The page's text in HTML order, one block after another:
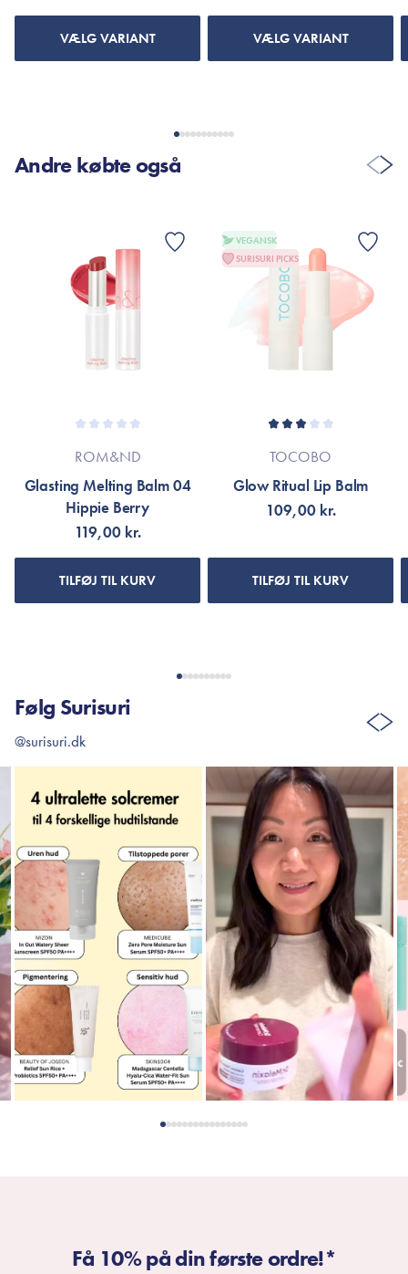
VÆLG VARIANT VÆLG VARIANT
Andre købte også
ROM&ND
Glasting Melting Balm 04
Hippie Berry
119,00 kr.
TILFØJ TIL KURV
VEGANSK
SURISURI PICKS
TOCOBO
Glow Ritual Lip Balm
109,00 kr.
TILFØJ TIL KURV
Følg Surisuri
@surisuri.dk
Få 10% på din første ordre!*